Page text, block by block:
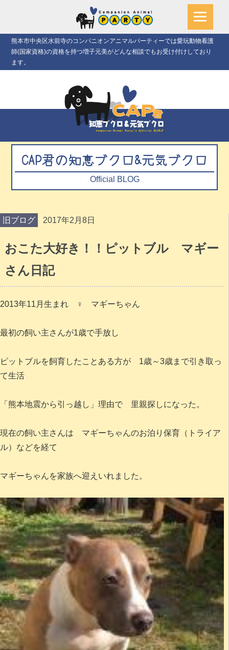
熊本市中央区水前寺のコンパニオンアニマルパーティーでは愛玩動物看護
師(国家資格)の資格を持つ増子元美がどんな相談でもお受け付けしており
ます。
CAP君の知恵ブクロ&元気ブクロ
Official BLOG
旧ブログ 2017年2月8日
おこた大好き！！ピットブル マギー
さん日記
2013年11月生まれ ♀ マギーちゃん
最初の飼い主さんが1歳で手放し
ピットブルを飼育したことある方が 1歳～3歳まで引き取っ
て生活
「熊本地震から引っ越し」理由で 里親探しになった。
現在の飼い主さんは マギーちゃんのお泊り保育（トライア
ル）などを経て
マギーちゃんを家族へ迎えいれました。